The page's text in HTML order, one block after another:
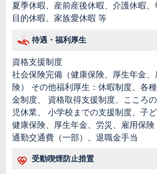
夏季休暇、産前産後休暇、介護休暇
目的休暇、家族愛休暇 等
待遇・福利厚生
資格支援制度
社会保険完備（健康保険、厚生年金
険） その他福利厚生：休暇制度、各
金制度、 資格取得支援制度、こころ
児休業、 小学校までの支援制度、子
健康保険、厚生年金、労災、雇用保険
通勤交通費（一部）、退職金手当
受動喫煙防止措置